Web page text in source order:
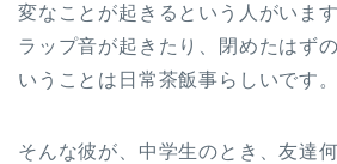
変なことが起きるという人がいます
ラップ音が起きたり、閉めたはず
いうことは日常茶飯事らしいです。
そんな彼が、中学生のとき、友達